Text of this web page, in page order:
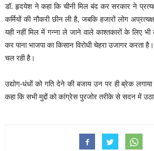
डॉ. हृदयेश ने कहा कि चीनी मिल बंद कर सरकार ने
कर्मियों की नौकरी छीन ली है, जबकि हजारों लोग
यही नहीं मिल में गन्ना ले जाने वाले काश्तकारों के लिए
कर पाना भाजपा का किसान विरोधी चेहरा उजागर करता
चल रही है।
उद्योग-धंधों को गति देने की बजाय उन पर ही ब्रेक लगाया
कहा कि सभी मुद्दों को कांग्रेस पुरजोर तरीके से सदन में